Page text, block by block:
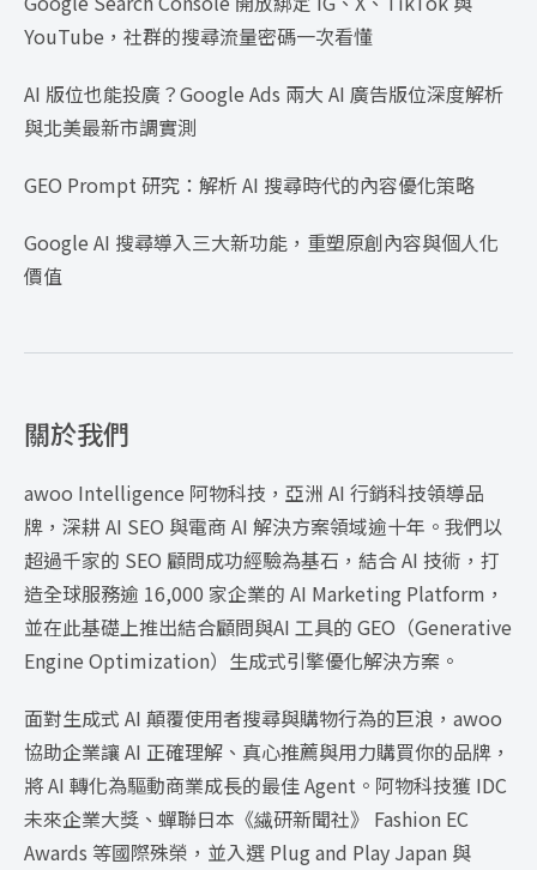
YouTube，社群的搜尋流量密碼一次看懂
AI 版位也能投廣？Google Ads 兩大 AI 廣告版位深度解析
與北美最新市調實測
GEO Prompt 研究：解析 AI 搜尋時代的內容優化策略
Google AI 搜尋導入三大新功能，重塑原創內容與個人化
價值
關於我們
awoo Intelligence 阿物科技，亞洲 AI 行銷科技領導品
牌，深耕 AI SEO 與電商 AI 解決方案領域逾十年。我們以
超過千家的 SEO 顧問成功經驗為基石，結合 AI 技術，打
造全球服務逾 16,000 家企業的 AI Marketing Platform，
並在此基礎上推出結合顧問與AI 工具的 GEO（Generative
Engine Optimization）生成式引擎優化解決方案。
面對生成式 AI 顛覆使用者搜尋與購物行為的巨浪，awoo
協助企業讓 AI 正確理解、真心推薦與用力購買你的品牌，
將 AI 轉化為驅動商業成長的最佳 Agent。阿物科技獲 IDC
未來企業大獎、蟬聯日本《繊研新聞社》 Fashion EC
Awards 等國際殊榮，並入選 Plug and Play Japan 與